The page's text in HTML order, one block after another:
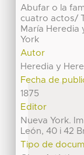
Abufar o la
cuatro actos/
María Heredia
York
Autor
Heredia y
Fecha de
1875
Editor
Nueva York.
León, 40 i 42
Tipo de